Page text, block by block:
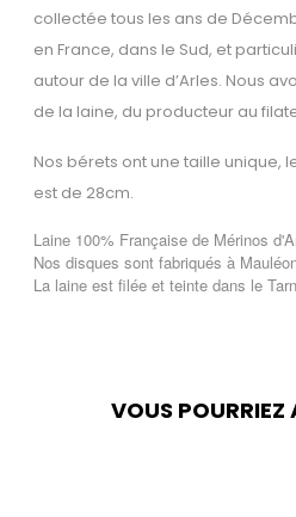
collectée tous les ans de
en France, dans le Sud, et
autour de la ville d’Arles. Nous
de la laine, du producteur au
Nos bérets ont une taille unique,
est de 28cm.
Laine 100% Française de Mérinos
Nos disques sont fabriqués à
La laine est filée et teinte dans le Tarn
VOUS POURRIEZ